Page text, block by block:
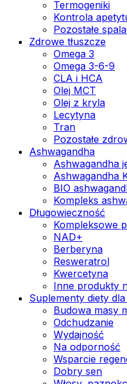
Termogeniki
Kontrola
Pozostałe
Zdrowe tłuszcze
Omega 3
Omega 3-6-9
CLA i HCA
Olej MCT
Olej z kryla
Lecytyna
Tran
Pozostałe
Ashwagandha
Ashwagandha
Ashwagandha
BIO
Kompleks
Długowieczność
Kompleksowe
NAD+
Berberyna
Resweratrol
Kwercetyna
Inne produkty
Suplementy diety
Budowa masy
Odchudzanie
Wydajność
Na odporność
Wsparcie
Dobry sen